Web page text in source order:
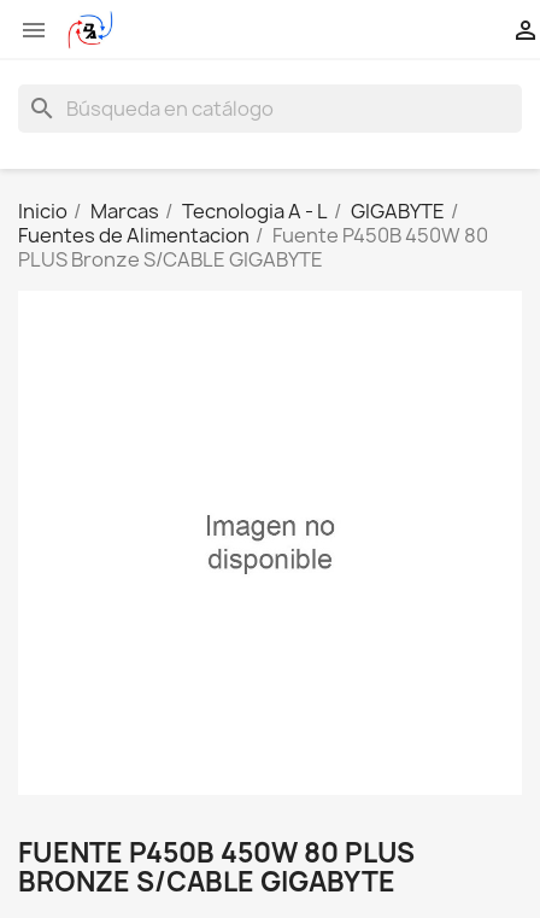
 
search
Inicio Marcas Tecnologia A - L
GIGABYTE
Fuentes de Alimentacion
Fuente P450B 450W 80
PLUS Bronze S/CABLE GIGABYTE
FUENTE P450B 450W 80 PLUS
BRONZE S/CABLE GIGABYTE